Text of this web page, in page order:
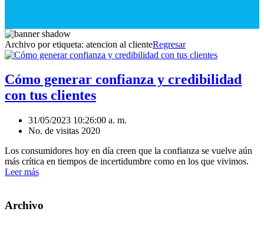
Archivo por etiqueta: atencion al clienteRegresar
Cómo generar confianza y credibilidad
con tus clientes
31/05/2023 10:26:00 a. m.
No. de visitas 2020
Los consumidores hoy en día creen que la confianza se vuelve aún
más crítica en tiempos de incertidumbre como en los que vivimos.
Leer más
Archivo